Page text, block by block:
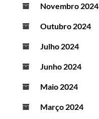
Novembro 2024
Outubro 2024
Julho 2024
Junho 2024
Maio 2024
Março 2024